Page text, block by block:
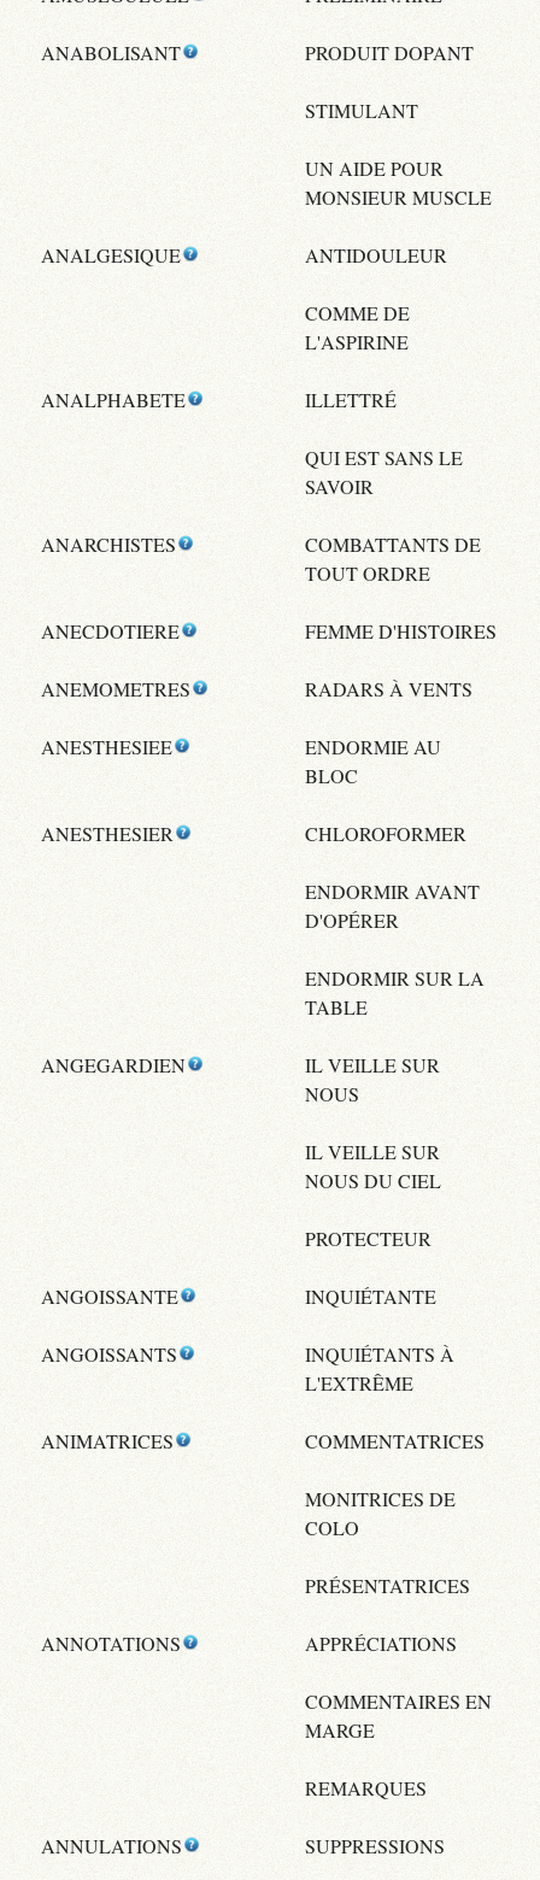
ANABOLISANT PRODUIT DOPANT
STIMULANT
UN AIDE POUR
MONSIEUR MUSCLE
ANALGESIQUE ANTIDOULEUR
COMME DE
L'ASPIRINE
ANALPHABETE ILLETTRÉ
QUI EST SANS LE
SAVOIR
ANARCHISTES
COMBATTANTS DE
TOUT ORDRE
ANECDOTIERE FEMME D'HISTOIRES
ANEMOMETRES RADARS À VENTS
ANESTHESIEE
ENDORMIE AU
BLOC
ANESTHESIER CHLOROFORMER
ENDORMIR AVANT
D'OPÉRER
ENDORMIR SUR LA
TABLE
ANGEGARDIEN
IL VEILLE SUR
NOUS
IL VEILLE SUR
NOUS DU CIEL
PROTECTEUR
ANGOISSANTE INQUIÉTANTE
ANGOISSANTS
INQUIÉTANTS À
L'EXTRÊME
ANIMATRICES COMMENTATRICES
MONITRICES DE
COLO
PRÉSENTATRICES
ANNOTATIONS APPRÉCIATIONS
COMMENTAIRES EN
MARGE
REMARQUES
ANNULATIONS SUPPRESSIONS